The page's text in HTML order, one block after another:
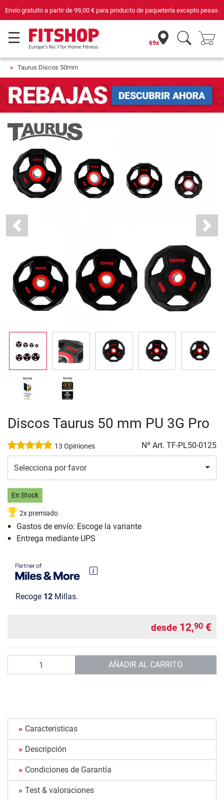
Compra con seguridad en Fitshop, comercio con sello de Confianza Online.
69x
Taurus Discos 50mm
Previous Next
Discos Taurus 50 mm PU 3G Pro
13 Opiniones Nº Art. TF-PL50-0125
Selecciona por favor
En Stock
2x premiado
Gastos de envío: Escoge la variante
Entrega mediante UPS
Recoge 12 Millas.
desde 12,90 €
AÑADIR AL CARRITO
Características
Descripción
Condiciones de Garantía
Test & valoraciones